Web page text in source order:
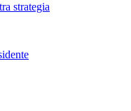
strategia